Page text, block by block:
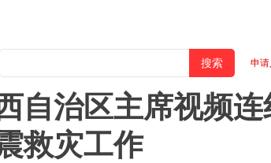
申
自治区主席视频连
救灾工作